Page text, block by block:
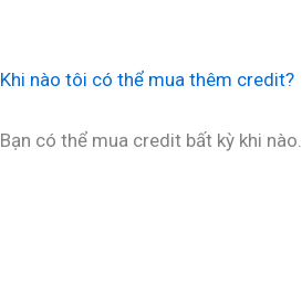
Khi nào tôi có thể mua thêm credit?
Bạn có thể mua credit bất kỳ khi nào.